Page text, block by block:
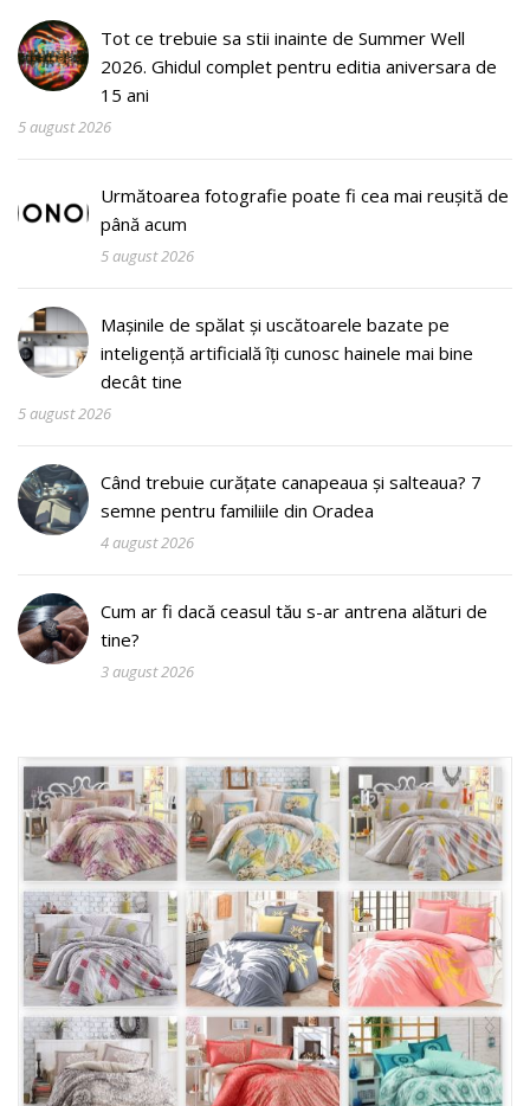
Tot ce trebuie sa stii inainte de Summer Well
2026. Ghidul complet pentru editia aniversara de
15 ani
5 august 2026
Următoarea fotografie poate fi cea mai reușită de
până acum
5 august 2026
Mașinile de spălat și uscătoarele bazate pe
inteligență artificială îți cunosc hainele mai bine
decât tine
5 august 2026
Când trebuie curățate canapeaua și salteaua? 7
semne pentru familiile din Oradea
4 august 2026
Cum ar fi dacă ceasul tău s-ar antrena alături de
tine?
3 august 2026